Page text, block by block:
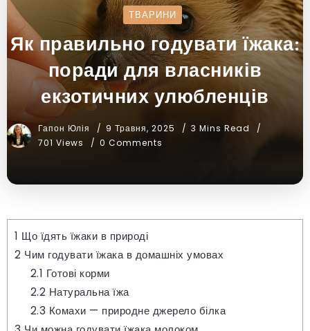
ТВАРИНИ
Як правильно годувати їжака:
поради для власників
екзотичних улюбленців
Гапон Юлія 9 Травня, 2025
3 Mins Read
701 Views
0 Comments
1 Що їдять їжаки в природі
2 Чим годувати їжака в домашніх умовах
2.1 Готові корми
2.2 Натуральна їжа
2.3 Комахи — природне джерело білка